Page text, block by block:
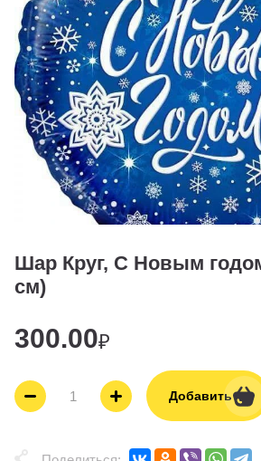
Шар Круг, С Новым
см)
300.00₽
Добавить